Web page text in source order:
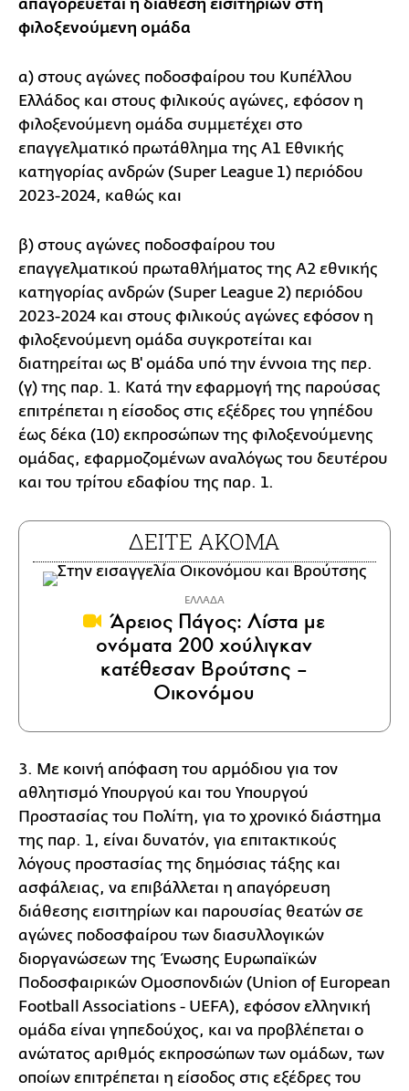
απαγορεύεται η διάθεση εισιτηρίων στη
φιλοξενούμενη ομάδα
α) στους αγώνες ποδοσφαίρου του Κυπέλλου
Ελλάδος και στους φιλικούς αγώνες, εφόσον η
φιλοξενούμενη ομάδα συμμετέχει στο
επαγγελματικό πρωτάθλημα της Α1 Εθνικής
κατηγορίας ανδρών (Super League 1) περιόδου
2023-2024, καθώς και
β) στους αγώνες ποδοσφαίρου του
επαγγελματικού πρωταθλήματος της Α2 εθνικής
κατηγορίας ανδρών (Super League 2) περιόδου
2023-2024 και στους φιλικούς αγώνες εφόσον η
φιλοξενούμενη ομάδα συγκροτείται και
διατηρείται ως Β' ομάδα υπό την έννοια της περ.
(γ) της παρ. 1. Κατά την εφαρμογή της παρούσας
επιτρέπεται η είσοδος στις εξέδρες του γηπέδου
έως δέκα (10) εκπροσώπων της φιλοξενούμενης
ομάδας, εφαρμοζομένων αναλόγως του δευτέρου
και του τρίτου εδαφίου της παρ. 1.
ΔΕΙΤΕ ΑΚΟΜΑ
ΕΛΛΑΔΑ
Άρειος Πάγος: Λίστα με
ονόματα 200 χούλιγκαν
κατέθεσαν Βρούτσης –
Οικονόμου
3. Με κοινή απόφαση του αρμόδιου για τον
αθλητισμό Υπουργού και του Υπουργού
Προστασίας του Πολίτη, για το χρονικό διάστημα
της παρ. 1, είναι δυνατόν, για επιτακτικούς
λόγους προστασίας της δημόσιας τάξης και
ασφάλειας, να επιβάλλεται η απαγόρευση
διάθεσης εισιτηρίων και παρουσίας θεατών σε
αγώνες ποδοσφαίρου των διασυλλογικών
διοργανώσεων της Ένωσης Ευρωπαϊκών
Ποδοσφαιρικών Ομοσπονδιών (Union of European
Football Associations - UEFA), εφόσον ελληνική
ομάδα είναι γηπεδούχος, και να προβλέπεται ο
ανώτατος αριθμός εκπροσώπων των ομάδων, των
οποίων επιτρέπεται η είσοδος στις εξέδρες του